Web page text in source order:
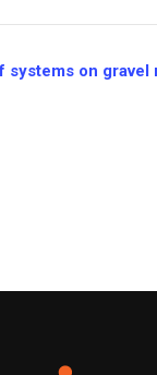
systems on